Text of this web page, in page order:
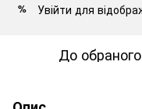
% Увійти для
До обраного